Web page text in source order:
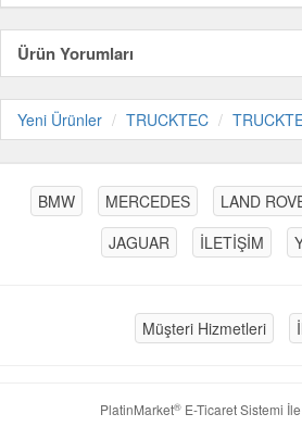
Ürün Yorumları
Yeni Ürünler TRUCKTEC
BMW MERCEDES LAND
JAGUAR
İLETİŞİM
Müşteri Hizmetleri
PlatinMarket®E-Ticaret Sistemi